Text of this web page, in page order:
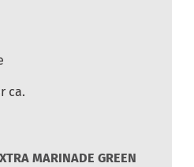
ca.
MARINADE GREEN